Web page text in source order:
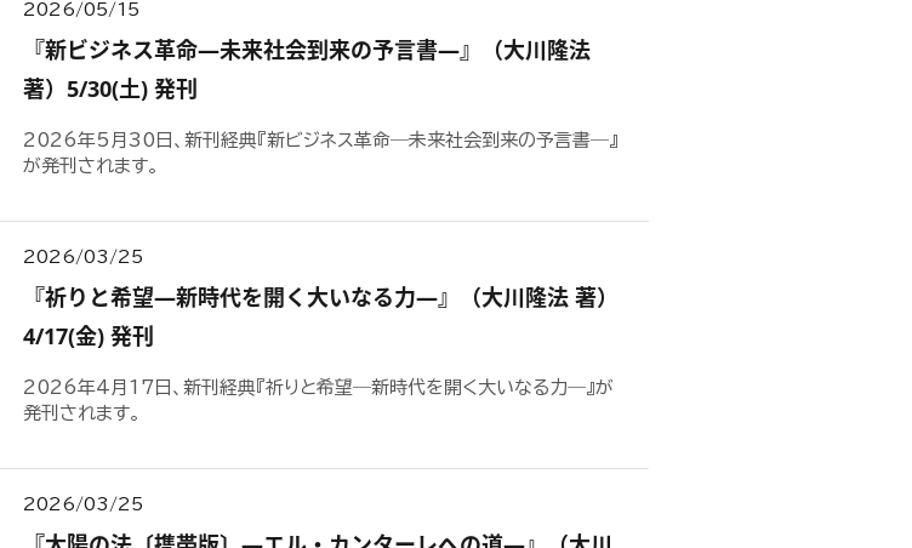
2026/05/15
『新ビジネス革命―未来社会到来の予言書―』（大川隆法
著）5/30(土) 発刊
2026年5月30日、新刊経典『新ビジネス革命―未来社会到来の予言書―』
が発刊されます。
2026/03/25
『祈りと希望―新時代を開く大いなる力―』（大川隆法 著）
4/17(金) 発刊
2026年4月17日、新刊経典『祈りと希望―新時代を開く大いなる力―』が
発刊されます。
2026/03/25